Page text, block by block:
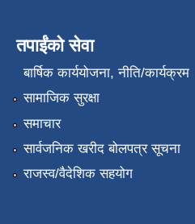
तपाईंको सेवा
बार्षिक कार्ययोजना, नीति/कार्यक्रम
सामाजिक सुरक्षा
समाचार
सार्वजनिक खरीद बोलपत्र सूचना
राजस्व/वैदेशिक सहयोग